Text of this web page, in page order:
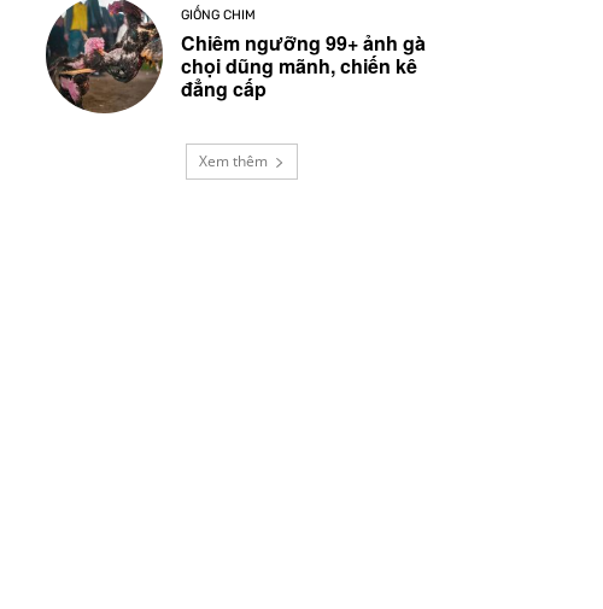
GIỐNG CHIM
Chiêm ngưỡng 99+ ảnh gà
chọi dũng mãnh, chiến kê
đẳng cấp
Xem thêm